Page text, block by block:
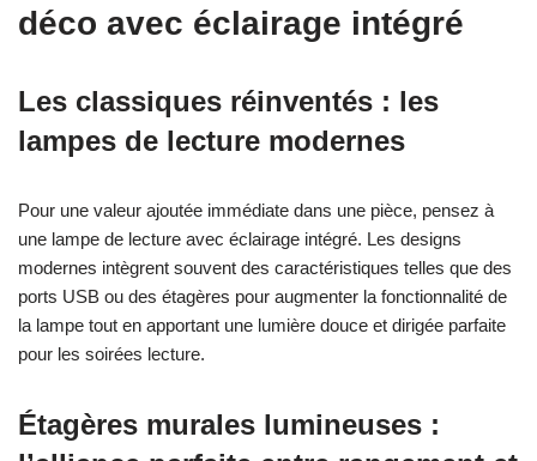
déco avec éclairage intégré
Les classiques réinventés : les
lampes de lecture modernes
Pour une valeur ajoutée immédiate dans une pièce, pensez à
une lampe de lecture avec éclairage intégré. Les designs
modernes intègrent souvent des caractéristiques telles que des
ports USB ou des étagères pour augmenter la fonctionnalité de
la lampe tout en apportant une lumière douce et dirigée parfaite
pour les soirées lecture.
Étagères murales lumineuses :